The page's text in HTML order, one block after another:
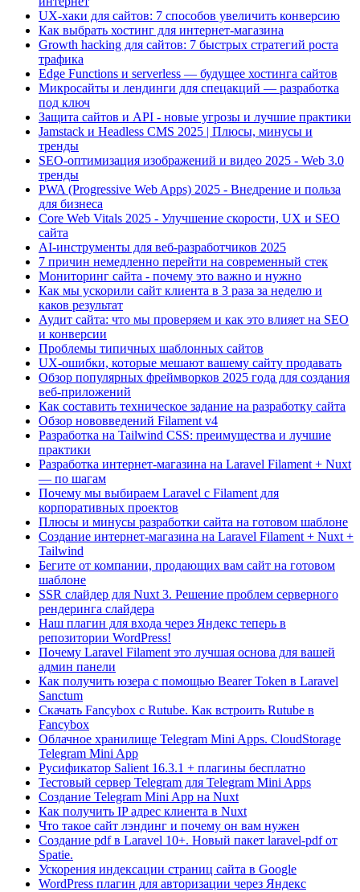
UX-хаки для сайтов: 7 способов увеличить конверсию
Как выбрать хостинг для интернет-магазина
Growth hacking для сайтов: 7 быстрых стратегий роста
трафика
Edge Functions и serverless — будущее хостинга сайтов
Микросайты и лендинги для спецакций — разработка
под ключ
Защита сайтов и API - новые угрозы и лучшие практики
Jamstack и Headless CMS 2025 | Плюсы, минусы и
тренды
SEO-оптимизация изображений и видео 2025 - Web 3.0
тренды
PWA (Progressive Web Apps) 2025 - Внедрение и польза
для бизнеса
Core Web Vitals 2025 - Улучшение скорости, UX и SEO
сайта
AI-инструменты для веб-разработчиков 2025
7 причин немедленно перейти на современный стек
Мониторинг сайта - почему это важно и нужно
Как мы ускорили сайт клиента в 3 раза за неделю и
каков результат
Аудит сайта: что мы проверяем и как это влияет на SEO
и конверсии
Проблемы типичных шаблонных сайтов
UX-ошибки, которые мешают вашему сайту продавать
Обзор популярных фреймворков 2025 года для создания
веб-приложений
Как составить техническое задание на разработку сайта
Обзор нововведений Filament v4
Разработка на Tailwind CSS: преимущества и лучшие
практики
Разработка интернет-магазина на Laravel Filament + Nuxt
— по шагам
Почему мы выбираем Laravel с Filament для
корпоративных проектов
Плюсы и минусы разработки сайта на готовом шаблоне
Создание интернет-магазина на Laravel Filament + Nuxt +
Tailwind
Бегите от компании, продающих вам сайт на готовом
шаблоне
SSR слайдер для Nuxt 3. Решение проблем серверного
рендеринга слайдера
Наш плагин для входа через Яндекс теперь в
репозитории WordPress!
Почему Laravel Filament это лучшая основа для вашей
админ панели
Как получить юзера с помощью Bearer Token в Laravel
Sanctum
Скачать Fancybox с Rutube. Как встроить Rutube в
Fancybox
Облачное хранилище Telegram Mini Apps. CloudStorage
Telegram Mini App
Русификатор Salient 16.3.1 + плагины бесплатно
Тестовый сервер Telegram для Telegram Mini Apps
Создание Telegram Mini App на Nuxt
Как получить IP адрес клиента в Nuxt
Что такое сайт лэндинг и почему он вам нужен
Создание pdf в Laravel 10+. Новый пакет laravel-pdf от
Spatie.
Ускорения индексации страниц сайта в Google
WordPress плагин для авторизации через Яндекс